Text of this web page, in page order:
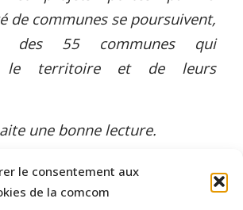
le consentement aux
de la comcom
de communes se poursuivent,
des 55 communes qui
le territoire et de leurs
une bonne lecture.